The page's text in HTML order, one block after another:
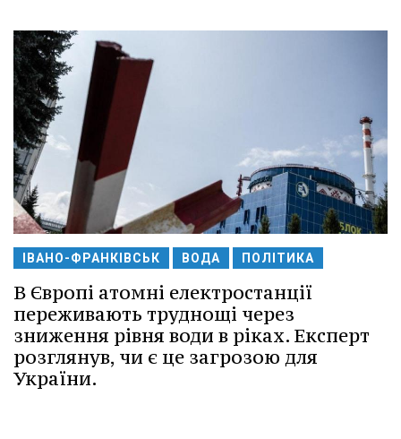
ІВАНО-ФРАНКІВСЬК ВОДА ПОЛІТИКА
В Європі атомні електростанції
переживають труднощі через
зниження рівня води в ріках. Експерт
розглянув, чи є це загрозою для
України.